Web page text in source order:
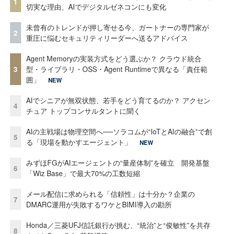
切実な理由、AIでデジタルゼネコンにも変化
2
未曾有のトレンドが押し寄せる今、ガートナーの専門家が
重圧に悩むセキュリティリーダーへ送るアドバイス
3
Agent Memoryの実装方式をどう選ぶか？ クラウド統合
型・ライブラリ・OSS・Agent Runtimeで異なる「責任範
囲」
NEW
4
AIでシニアが無双状態、若手をどう育てるのか？ アクセン
チュア トップコンサルタントに聞く
5
AIの主戦場は物理空間へ──ソラコムが“IoTとAIの融合”で創
る「現場を動かすエージェント」
NEW
6
みずほFGがAIエージェントの“量産体制”を確立 開発基盤
「Wiz Base」で最大70%の工数短縮
7
メール配信に求められる「信頼性」は十分か？企業の
DMARC運用が失敗するワケとBIMI導入の勘所
8
Honda／三菱UFJ信託銀行が挑む、“統治”と“俊敏性”を共存